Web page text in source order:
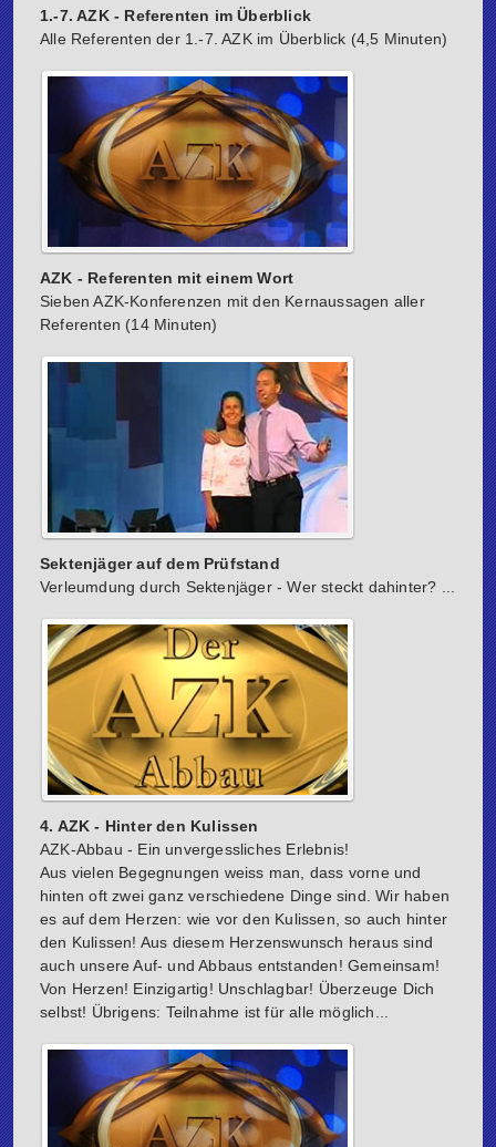
1.-7. AZK - Referenten im Überblick
Alle Referenten der 1.-7. AZK im Überblick (4,5 Minuten)
AZK - Referenten mit einem Wort
Sieben AZK-Konferenzen mit den Kernaussagen aller
Referenten (14 Minuten)
Sektenjäger auf dem Prüfstand
Verleumdung durch Sektenjäger - Wer steckt dahinter? ...
4. AZK - Hinter den Kulissen
AZK-Abbau - Ein unvergessliches Erlebnis!
Aus vielen Begegnungen weiss man, dass vorne und
hinten oft zwei ganz verschiedene Dinge sind. Wir haben
es auf dem Herzen: wie vor den Kulissen, so auch hinter
den Kulissen! Aus diesem Herzenswunsch heraus sind
auch unsere Auf- und Abbaus entstanden! Gemeinsam!
Von Herzen! Einzigartig! Unschlagbar! Überzeuge Dich
selbst! Übrigens: Teilnahme ist für alle möglich...